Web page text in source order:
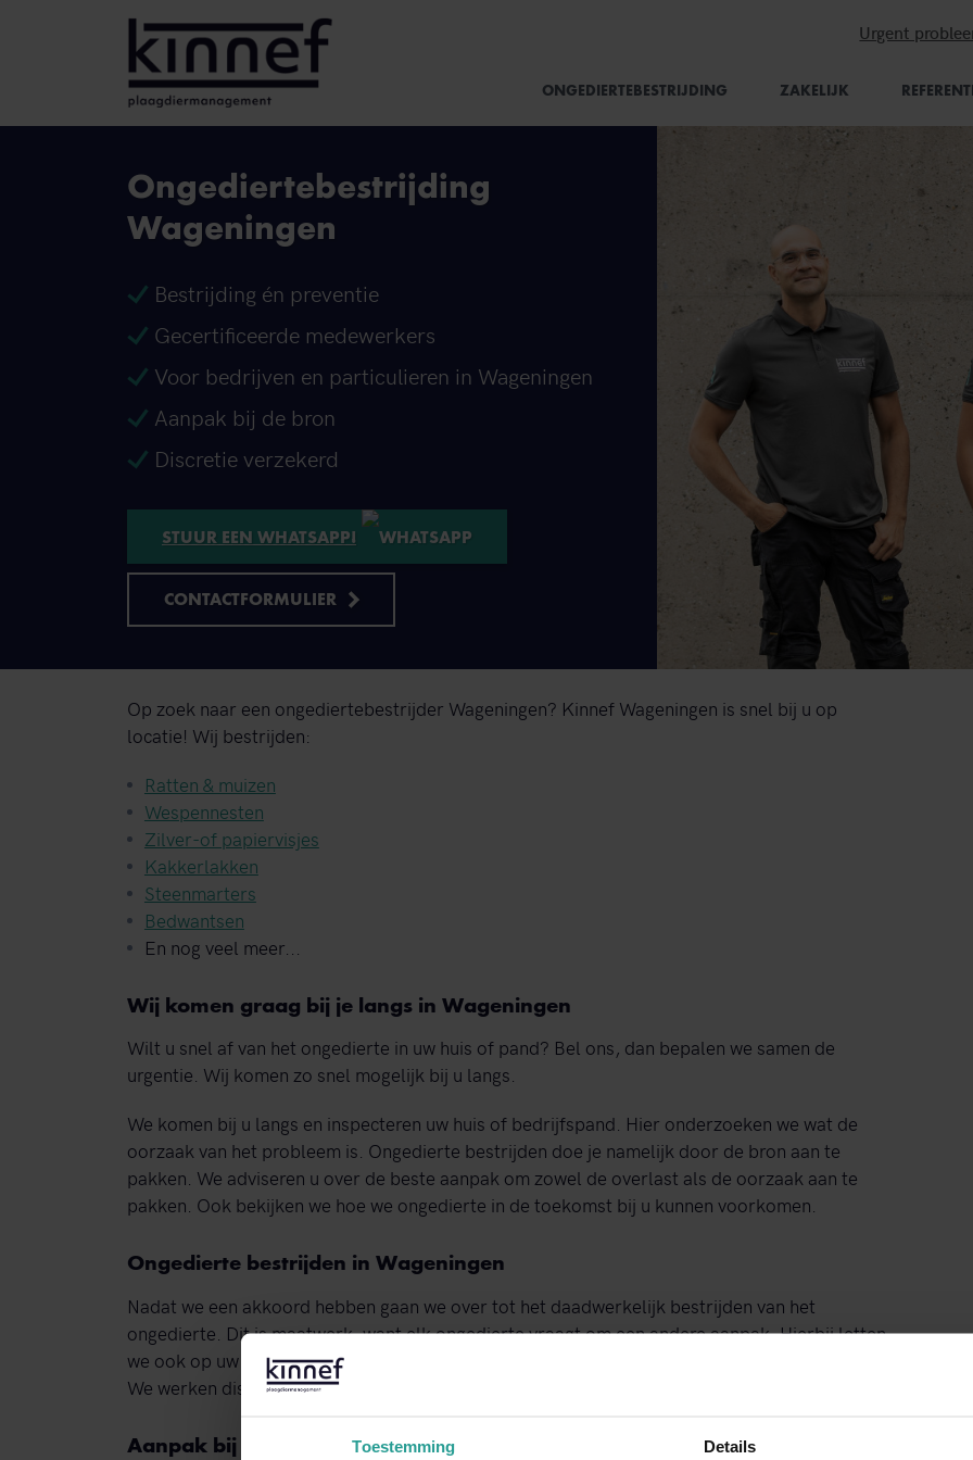
Toestemming Details
Urgent
ONGEDIERTEBESTRIJDING ZAKELIJK
Ongediertebestrijding
Wageningen
Bestrijding én preventie
Gecertificeerde medewerkers
Voor bedrijven en particulieren in Wageningen
Aanpak bij de bron
Discretie verzekerd
STUUR EEN WHATSAPP!
CONTACTFORMULIER
Op zoek naar een ongediertebestrijder Wageningen? Kinnef Wageningen is snel bij u op
locatie! Wij bestrijden:
Ratten & muizen
Wespennesten
Zilver-of papiervisjes
Kakkerlakken
Steenmarters
Bedwantsen
En nog veel meer...
Wij komen graag bij je langs in Wageningen
Wilt u snel af van het ongedierte in uw huis of pand? Bel ons, dan bepalen we samen de
urgentie. Wij komen zo snel mogelijk bij u langs.
We komen bij u langs en inspecteren uw huis of bedrijfspand. Hier onderzoeken we wat de
oorzaak van het probleem is. Ongedierte bestrijden doe je namelijk door de bron aan te
pakken. We adviseren u over de beste aanpak om zowel de overlast als de oorzaak aan te
pakken. Ook bekijken we hoe we ongedierte in de toekomst bij u kunnen voorkomen.
Ongedierte bestrijden in Wageningen
Nadat we een akkoord hebben gaan we over tot het daadwerkelijk bestrijden van het
ongedierte. Dit is maatwerk, want elk ongedierte vraagt om een andere aanpak. Hierbij letten
we ook op uw situatie. We kiezen de meest efficiënte aanpak met zo min mogelijk overlast.
We werken discreet; uw klanten, gasten of buren hoeven niet te merken dat wij aanwezig zijn.
Aanpak bij de bron